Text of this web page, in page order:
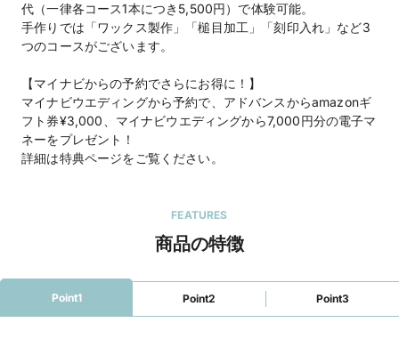
代（一律各コース1本につき5,500円）で体験可能。
手作りでは「ワックス製作」「槌目加工」「刻印入れ」など3
つのコースがございます。
【マイナビからの予約でさらにお得に！】
マイナビウエディングから予約で、アドバンスからamazonギ
フト券¥3,000、マイナビウエディングから7,000円分の電子マ
ネーをプレゼント！
詳細は特典ページをご覧ください。
FEATURES
商品の特徴
Point1 Point2 Point3